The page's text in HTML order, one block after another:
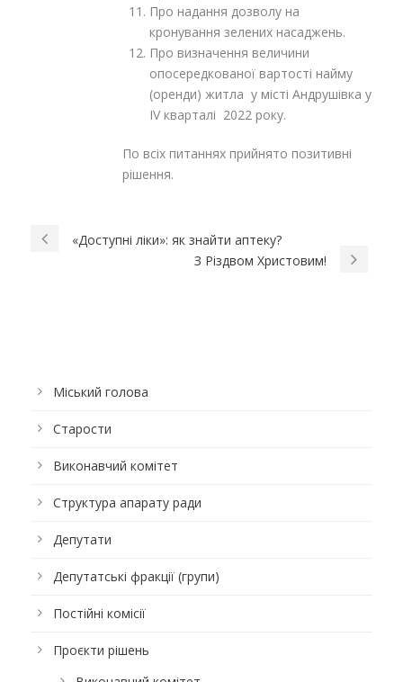
Про надання дозволу на
кронування зелених насаджень.
Про визначення величини
опосередкованої вартості найму
(оренди) житла у місті Андрушівка у
IV кварталі 2022 року.
По всіх питаннях прийнято позитивні
рішення.
«Доступні ліки»: як знайти аптеку?
З Різдвом Христовим!
Міський голова
Старости
Виконавчий комітет
Структура апарату ради
Депутати
Депутатські фракції (групи)
Постійні комісії
Проєкти рішень